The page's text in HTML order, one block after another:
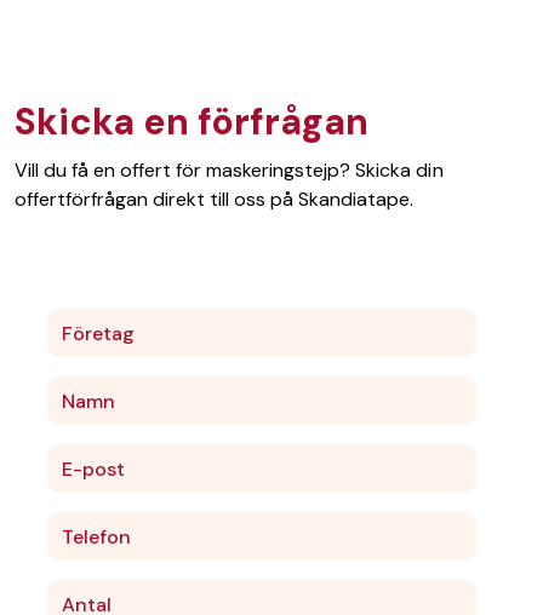
Skicka en förfrågan
Vill du få en offert för maskeringstejp? Skicka din
offertförfrågan direkt till oss på Skandiatape.